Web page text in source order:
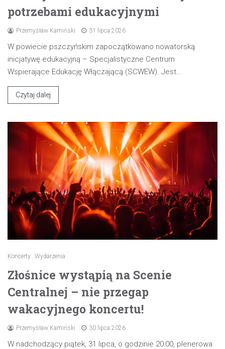
potrzebami edukacyjnymi
Przemysław Kamiński 31 lipca 2026
W powiecie pszczyńskim zapoczątkowano nowatorską
inicjatywę edukacyjną – Specjalistyczne Centrum
Wspierające Edukację Włączającą (SCWEW). Jest…
Czytaj dalej
Koncerty Wydarzenia
Złośnice wystąpią na Scenie
Centralnej – nie przegap
wakacyjnego koncertu!
Przemysław Kamiński 30 lipca 2026
W nadchodzący piątek, 31 lipca, o godzinie 20:00, plenerowa